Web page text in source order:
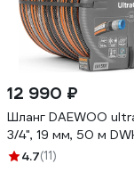
12 990 ₽
Шланг DAEWOO
3/4", 19 мм, 50 м
4.7(11)